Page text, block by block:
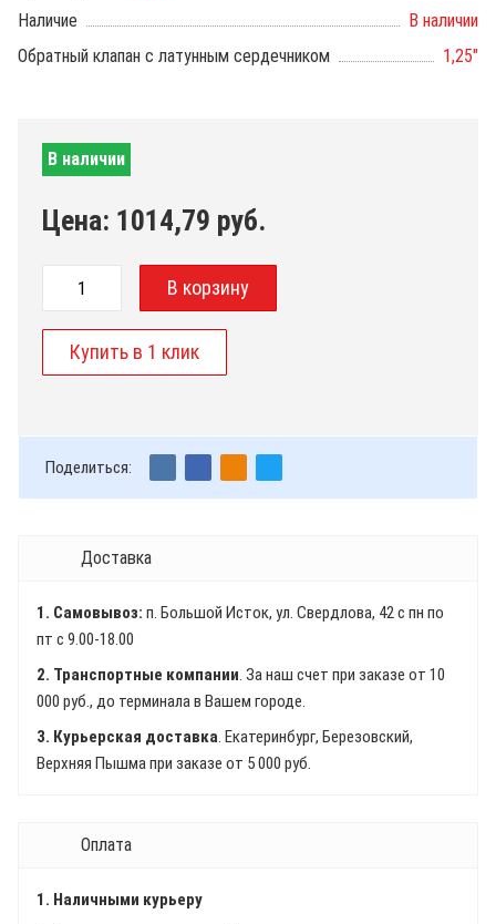
Наличие
В наличии
Обратный клапан с латунным сердечником
1,25"
В наличии
Цена: 1014,79 руб.
Поделиться:
Доставка
1. Самовывоз: п. Большой Исток, ул. Свердлова, 42 с пн по
пт с 9.00-18.00
2. Транспортные компании. За наш счет при заказе от 10
000 руб., до терминала в Вашем городе.
3. Курьерская доставка. Екатеринбург, Березовский,
Верхняя Пышма при заказе от 5 000 руб.
Оплата
1. Наличными курьеру